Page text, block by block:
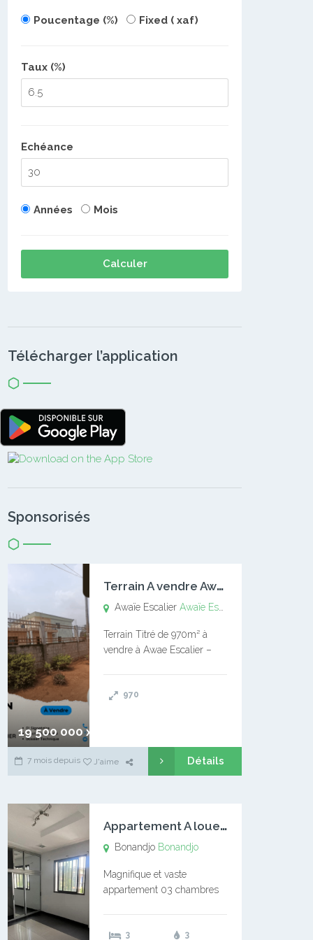
Poucentage (%) Fixed ( xaf)
Taux (%)
Echéance
Années Mois
Calculer
Télécharger l’application
Sponsorisés
19 500 000 xaf
T
errain A vendre Awaïe Escalier
Awaïe EscalierAwaïe Escalier
Terrain Titré de 970m² à
vendre à Awae Escalier –
l’Université Catholique –
970
7 mois depuis J'aime Détails
A
ppartement A louer Bonandjo
Bonandjo Bonandjo
Magnifique et vaste
appartement 03 chambres
douches 01 vaste salon 01
3
3